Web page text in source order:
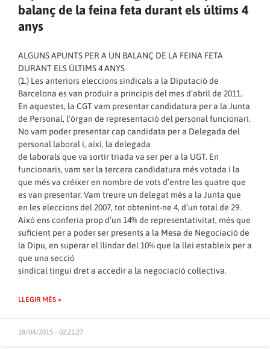
balanç de la feina feta durant els últims 4
anys
ALGUNS APUNTS PER A UN BALANÇ DE LA FEINA FETA
DURANT ELS ÚLTIMS 4 ANYS
(1.) Les anteriors eleccions sindicals a la Diputació de
Barcelona es van produir a principis del mes d’abril de 2011.
En aquestes, la CGT vam presentar candidatura per a la Junta
de Personal, l’òrgan de representació del personal funcionari.
No vam poder presentar cap candidata per a Delegada del
personal laboral i, així, la delegada
de laborals que va sortir triada va ser per a la UGT. En
funcionaris, vam ser la tercera candidatura més votada i la
que més va créixer en nombre de vots d’entre les quatre que
es van presentar. Vam treure un delegat més a la Junta que
en les eleccions del 2007, tot obtenint-ne 4, d’un total de 29.
Això ens conferia prop d’un 14% de representativitat, més que
suficient per a poder ser presents a la Mesa de Negociació de
la Dipu, en superar el llindar del 10% que la llei estableix per a
que una secció
sindical tingui dret a accedir a la negociació col·lectiva.
LLEGIR MÉS »
18/04/2015 - 02:21:27